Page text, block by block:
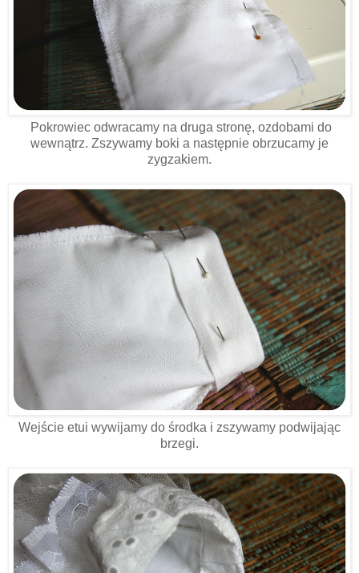
Pokrowiec odwracamy na druga stronę, ozdobami do
wewnątrz. Zszywamy boki a następnie obrzucamy je
zygzakiem.
Wejście etui wywijamy do środka i zszywamy podwijając
brzegi.